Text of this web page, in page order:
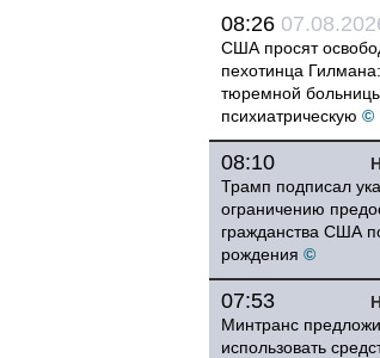
08:26
США просят
пехотинца
тюремной
психиатрическую ©
08:10
Трамп подписал
ограничению
гражданства США
рождения ©
07:53
Минтранс
использовать